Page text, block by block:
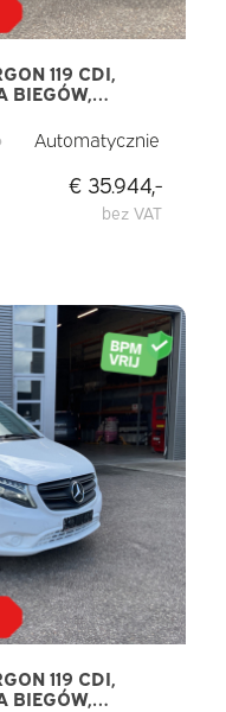
119 CDI,
BIEGÓW,
17”, SYSTEM
DACHOWE,
Automatycznie
€ 35.944,-
bez VAT
119 CDI,
BIEGÓW,